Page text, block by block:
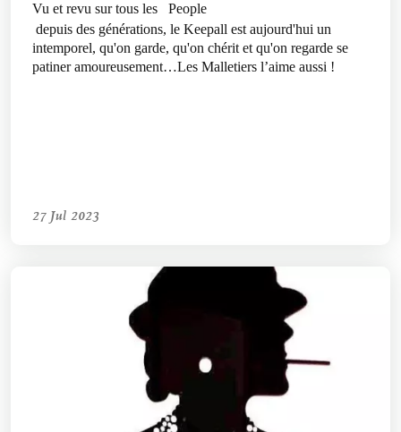
Vu et revu sur tous les
People
depuis des générations, le Keepall est aujourd'hui un
intemporel, qu'on garde, qu'on chérit et qu'on regarde se
patiner amoureusement…Les Malletiers l’aime aussi !
27 Jul 2023